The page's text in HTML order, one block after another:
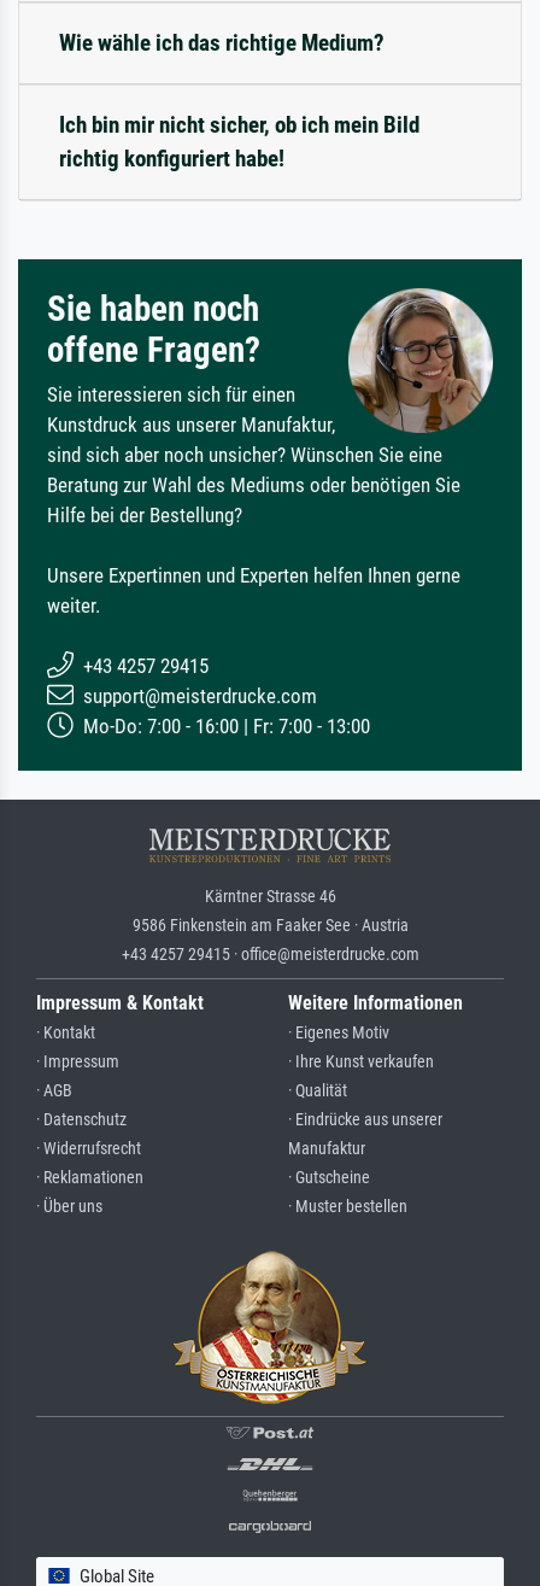
Wie wähle ich das richtige Medium?
Ich bin mir nicht sicher, ob ich mein Bild
richtig konfiguriert habe!
Sie haben noch
offene Fragen?
Sie interessieren sich für einen
Kunstdruck aus unserer Manufaktur,
sind sich aber noch unsicher? Wünschen Sie eine
Beratung zur Wahl des Mediums oder benötigen Sie
Hilfe bei der Bestellung?
Unsere Expertinnen und Experten helfen Ihnen gerne
weiter.
+43 4257 29415
support@meisterdrucke.com
Mo-Do: 7:00 - 16:00 | Fr: 7:00 - 13:00
Kärntner Strasse 46
9586 Finkenstein am Faaker See · Austria
+43 4257 29415 · office@meisterdrucke.com
Impressum & Kontakt
· Kontakt
· Impressum
· AGB
· Datenschutz
· Widerrufsrecht
· Reklamationen
· Über uns
Weitere Informationen
· Eigenes Motiv
· Ihre Kunst verkaufen
· Qualität
· Eindrücke aus unserer
Manufaktur
· Gutscheine
· Muster bestellen
Global Site